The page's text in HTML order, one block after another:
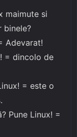
maimute si
binele?
Adevarat!
= dincolo de
= este o
Pune Linux! =